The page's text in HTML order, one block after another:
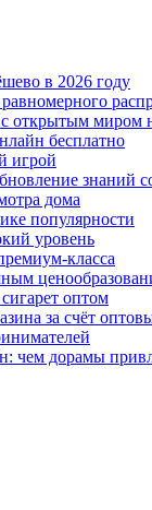
в 2026 году
с открытым миром
бесплатно
игрой
знаний
дома
популярности
уровень
класса
оптом
за счёт
чем дорамы